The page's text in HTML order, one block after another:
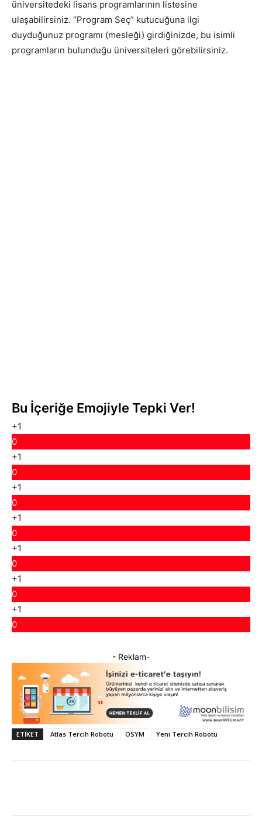
üniversitedeki lisans programlarının listesine
ulaşabilirsiniz. “Program Seç” kutucuğuna ilgi
duyduğunuz programı (mesleği) girdiğinizde, bu isimli
programların bulunduğu üniversiteleri görebilirsiniz.
Bu İçeriğe Emojiyle Tepki Ver!
+1
0
+1
0
+1
0
+1
0
+1
0
+1
0
+1
0
- Reklam-
ETIKET Atlas Tercih Robotu ÖSYM Yeni Tercih Robotu